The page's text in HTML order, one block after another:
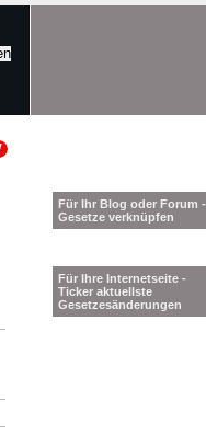
Für Ihr Blog oder Forum -
Gesetze verknüpfen
Für Ihre Internetseite -
Ticker aktuellste
Gesetzesänderungen